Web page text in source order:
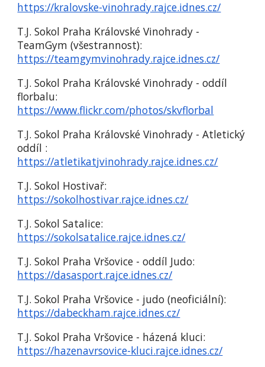
https://kralovske-vinohrady.rajce.idnes.cz/
T.J. Sokol Praha Královské Vinohrady -
TeamGym(všestrannost):
https://teamgymvinohrady.rajce.idnes.cz/
T.J. Sokol Praha Královské Vinohrady - oddíl
florbalu:
https://www.flickr.com/photos/skvflorbal
T.J. Sokol Praha Královské Vinohrady - Atletický
oddíl :
https://atletikatjvinohrady.rajce.idnes.cz/
T.J. Sokol Hostivař:
https://sokolhostivar.rajce.idnes.cz/
T.J. Sokol Satalice:
https://sokolsatalice.rajce.idnes.cz/
T.J. Sokol Praha Vršovice - oddíl Judo:
https://dasasport.rajce.idnes.cz/
T.J. Sokol Praha Vršovice - judo (neoficiální):
https://dabeckham.rajce.idnes.cz/
T.J. Sokol Praha Vršovice - házená kluci:
https://hazenavrsovice-kluci.rajce.idnes.cz/